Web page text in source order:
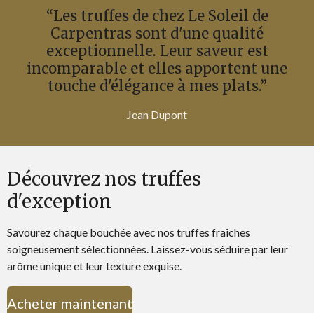
“Les truffes de chez Le Soleil de
Carpentras sont d'une qualité
exceptionnelle. Leur saveur est
incomparable et elles apportent une
touche d'élégance à mes plats.”
Jean Dupont
Découvrez nos truffes
d'exception
Savourez chaque bouchée avec nos truffes fraîches
soigneusement sélectionnées. Laissez-vous séduire par leur
arôme unique et leur texture exquise.
Acheter maintenant